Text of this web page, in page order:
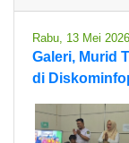
Rabu, 13 Mei 2026
Galeri, Murid
di